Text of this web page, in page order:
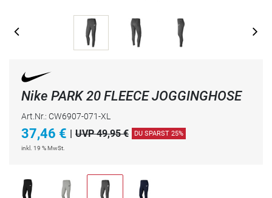
Nike PARK 20 FLEECE JOGGINGHOSE
Art.Nr.: CW6907-071-XL
37,46 € | UVP 49,95 € DU SPARST 25%
inkl. 19 % MwSt.